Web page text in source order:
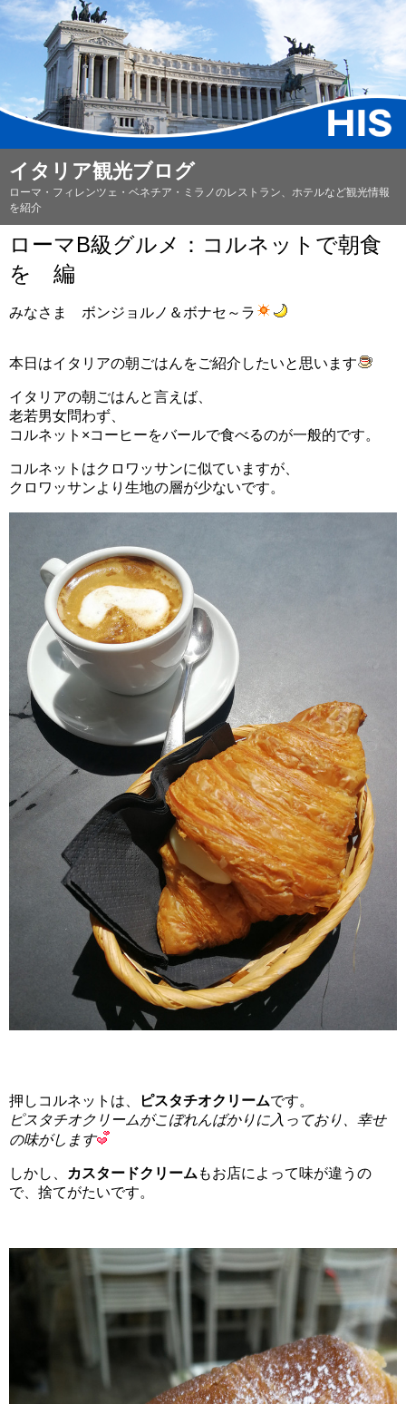
イタリア観光ブログ
ローマ・フィレンツェ・ベネチア・ミラノのレストラン、ホテルなど観光情報
を紹介
ローマB級グルメ：コルネットで朝食
を 編
みなさま ボンジョルノ＆ボナセ～ラ
本日はイタリアの朝ごはんをご紹介したいと思います
イタリアの朝ごはんと言えば、
老若男女問わず、
コルネット×コーヒーをバールで食べるのが一般的です。
コルネットはクロワッサンに似ていますが、
クロワッサンより生地の層が少ないです。
押しコルネットは、 ピスタチオクリームです。
ピスタチオクリームがこぼれんばかりに入っており、幸せ
の味がします
しかし、 カスタードクリーム もお店によって味が違うの
で、捨てがたいです。